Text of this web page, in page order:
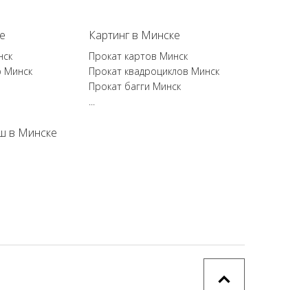
Минск
Картинг в Минске
Прокат картов Минск
Прокат квадроциклов Минск
Прокат багги Минск
...
в Минске